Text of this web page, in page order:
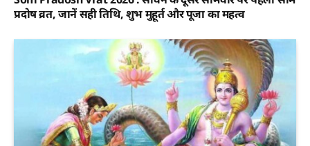
प्रदोष व्रत, जानें सही तिथि, शुभ मुहूर्त और पूजा का महत्व